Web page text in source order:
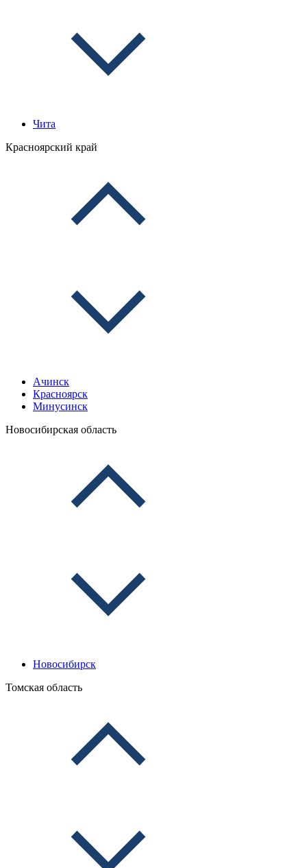
Чита
Красноярский край
Ачинск
Красноярск
Минусинск
Новосибирская область
Новосибирск
Томская область